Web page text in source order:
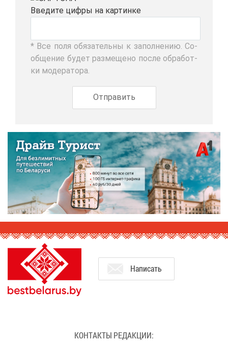
Вве­ди­те циф­ры на кар­тин­ке
* Все по­ля обя­за­тель­ны к за­пол­не­нию. Со­
об­ще­ние бу­дет раз­ме­ще­но по­сле об­ра­бот­
ки мо­де­ра­то­ра.
На­пи­сать
КОН­ТАК­ТЫ РЕ­ДАК­ЦИИ: